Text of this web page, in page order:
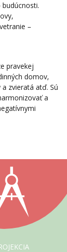
–
pravekej
domov,
zvieratá atď. Sú
a